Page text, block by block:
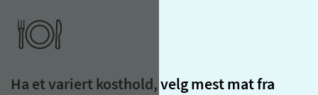
Ha et variert kosthold, velg mest mat fra